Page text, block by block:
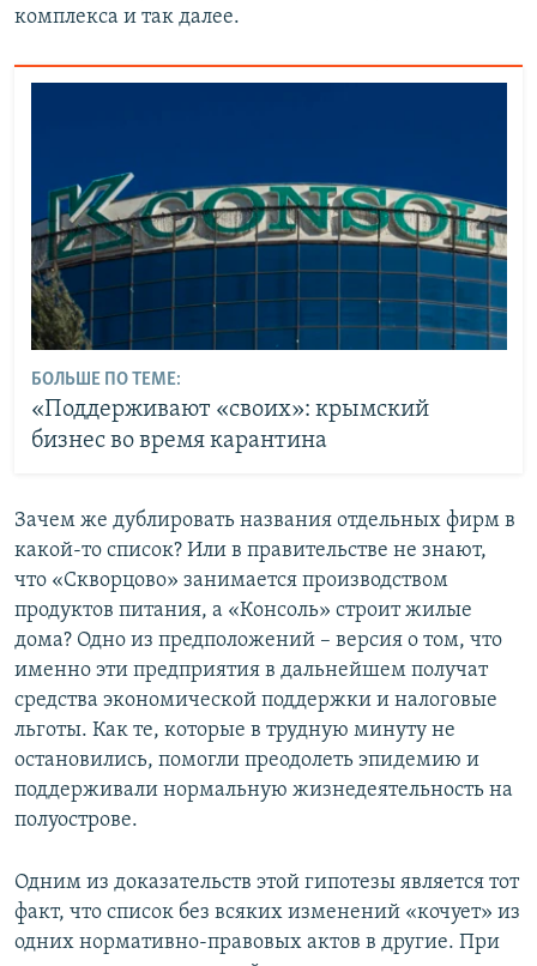
комплекса и так далее.
БОЛЬШЕ ПО ТЕМЕ:
«Поддерживают «своих»: крымский
бизнес во время карантина
Зачем же дублировать названия отдельных фирм в
какой-то список? Или в правительстве не знают,
что «Скворцово» занимается производством
продуктов питания, а «Консоль» строит жилые
дома? Одно из предположений – версия о том, что
именно эти предприятия в дальнейшем получат
средства экономической поддержки и налоговые
льготы. Как те, которые в трудную минуту не
остановились, помогли преодолеть эпидемию и
поддерживали нормальную жизнедеятельность на
полуострове.
Одним из доказательств этой гипотезы является тот
факт, что список без всяких изменений «кочует» из
одних нормативно-правовых актов в другие. При